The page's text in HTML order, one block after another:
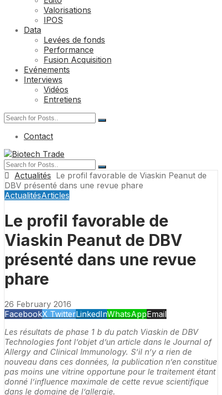
Valorisations
IPOS
Data
Levées de fonds
Performance
Fusion Acquisition
Evénements
Interviews
Vidéos
Entretiens
Contact
Actualités Le profil favorable de Viaskin Peanut de
DBV présenté dans une revue phare
ActualitésArticles
Le profil favorable de
Viaskin Peanut de DBV
présenté dans une revue
phare
26 February 2016
FacebookX TwitterLinkedInWhatsAppEmail
Les résultats de phase 1 b du patch Viaskin de DBV
Technologies font l’objet d’un article dans le Journal of
Allergy and Clinical Immunology. S’il n’y a rien de
nouveau dans ces données, la publication n’en constitue
pas moins une vitrine opportune pour le traitement étant
donné l’influence maximale de cette revue scientifique
dans le domaine de l’allergie.